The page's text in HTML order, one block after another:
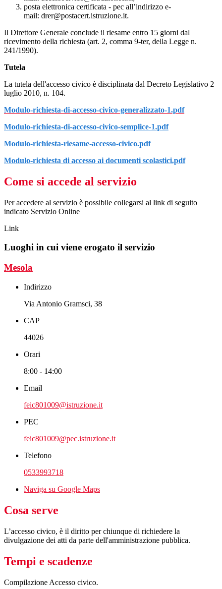
posta elettronica certificata - pec all’indirizzo e-
mail: drer@postacert.istruzione.it.
Il Direttore Generale conclude il riesame entro 15 giorni dal
ricevimento della richiesta (art. 2, comma 9-ter, della Legge n.
241/1990).
Tutela
La tutela dell'accesso civico è disciplinata dal Decreto Legislativo 2
luglio 2010, n. 104.
Modulo-richiesta-di-accesso-civico-generalizzato-1.pdf
Modulo-richiesta-di-accesso-civico-semplice-1.pdf
Modulo-richiesta-riesame-accesso-civico.pdf
Modulo-richiesta di accesso ai documenti scolastici.pdf
Come si accede al servizio
Per accedere al servizio è possibile collegarsi al link di seguito
indicato Servizio Online
Link
Luoghi in cui viene erogato il servizio
Mesola
Indirizzo
Via Antonio Gramsci, 38
CAP
44026
Orari
8:00 - 14:00
Email
feic801009@istruzione.it
PEC
feic801009@pec.istruzione.it
Telefono
0533993718
Naviga su Google Maps
Cosa serve
L’accesso civico, è il diritto per chiunque di richiedere la
divulgazione dei atti da parte dell'amministrazione pubblica.
Tempi e scadenze
Compilazione Accesso civico.